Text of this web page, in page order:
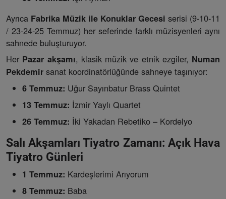
Ayrıca Fabrika Müzik ile Konuklar Gecesi serisi (9-10-11
/ 23-24-25 Temmuz) her seferinde farklı müzisyenleri aynı
sahnede buluşturuyor.
Her Pazar akşamı, klasik müzik ve etnik ezgiler, Numan
Pekdemir sanat koordinatörlüğünde sahneye taşınıyor:
6 Temmuz: Uğur Sayınbatur Brass Quintet
13 Temmuz: İzmir Yaylı Quartet
26 Temmuz: İki Yakadan Rebetiko – Kordelyo
Salı Akşamları Tiyatro Zamanı: Açık Hava
Tiyatro Günleri
1 Temmuz: Kardeşlerimi Arıyorum
8 Temmuz: Baba